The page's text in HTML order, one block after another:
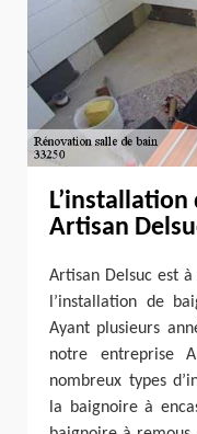
Artisan
Artisan Delsuc est
l’installation de
Ayant plusieurs
notre entreprise
nombreux types
la baignoire à